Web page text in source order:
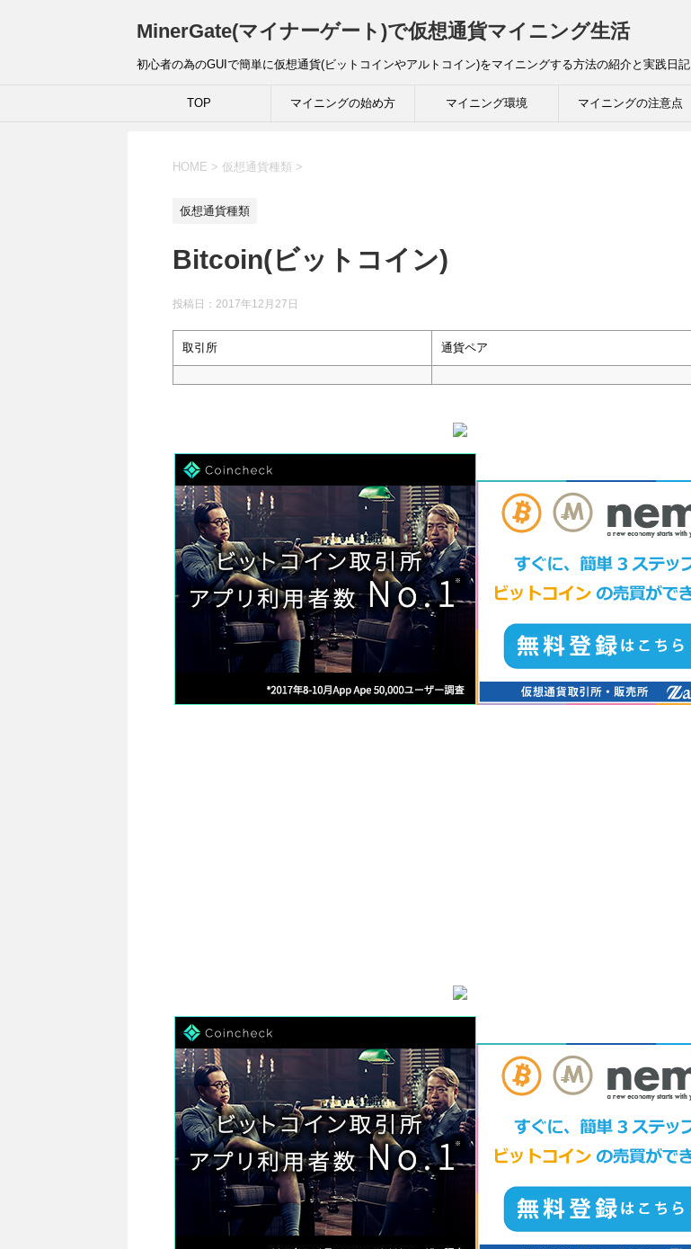
MinerGate(マイナーゲート)で仮想通貨マイニング生活
初心者の為のGUIで簡単に仮想通貨(ビットコインやアルトコイン)をマイニングする方法の紹介と実践日記
TOP マイニングの始め方 マイニング環境 マイニングの注意点
HOME > 仮想通貨種類 >
仮想通貨種類
Bitcoin(ビットコイン)
投稿日： 2017年12月27日
取引所 通貨ペア